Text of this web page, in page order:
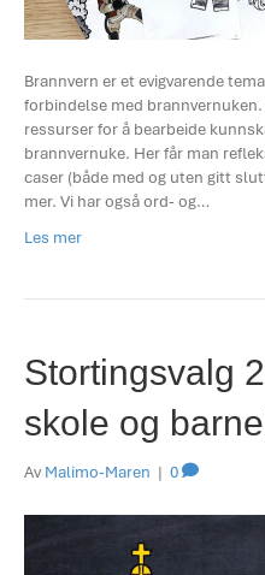
Brannvern er et evigvarende
forbindelse med
ressurser for å bearbeide
brannvernuke. Her får man
caser (både med og uten gitt
mer. Vi har også ord- og…
Les mer
Stortingsvalg
skole og
Av Malimo-Maren | 0